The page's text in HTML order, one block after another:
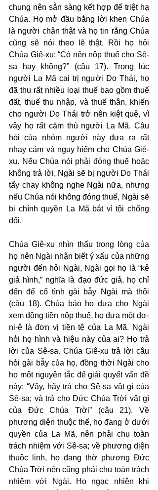
chung nên sẵn sàng kết hợp để triệt hạ
Chúa. Họ mở đầu bằng lời khen Chúa
là người chân thật và họ tin rằng Chúa
cũng sẽ nói theo lẽ thật. Rồi họ hỏi
Chúa Giê-xu: “Có nên nộp thuế cho Sê-
sa hay không?” (câu 17). Trong lúc
người La Mã cai trị người Do Thái, họ
đã thu rất nhiều loại thuế bao gồm thuế
đất, thuế thu nhập, và thuế thân, khiến
cho người Do Thái trở nên kiệt quệ, vì
vậy họ rất căm thù người La Mã. Câu
hỏi của nhóm người này đưa ra rất
nhạy cảm và nguy hiểm cho Chúa Giê-
xu. Nếu Chúa nói phải đóng thuế hoặc
không trả lời, Ngài sẽ bị người Do Thái
tẩy chay không nghe Ngài nữa, nhưng
nếu Chúa nói không đóng thuế, Ngài sẽ
bị chính quyền La Mã bắt vì tội chống
đối.
Chúa Giê-xu nhìn thấu trong lòng của
họ nên Ngài nhận biết ý xấu của những
người đến hỏi Ngài, Ngài gọi họ là “kẻ
giả hình,” nghĩa là đạo đức giả, họ chỉ
đến để cố tình gài bẫy Ngài mà thôi
(câu 18). Chúa bảo họ đưa cho Ngài
xem đồng tiền nộp thuế, họ đưa một đơ-
ni-ê là đơn vị tiền tệ của La Mã. Ngài
hỏi họ hình và hiệu này của ai? Họ trả
lời của Sê-sa. Chúa Giê-xu trả lời câu
hỏi gài bẫy của họ, đồng thời Ngài cho
họ một nguyên tắc để giải quyết vấn đề
này: “Vậy, hãy trả cho Sê-sa vật gì của
Sê-sa; và trả cho Đức Chúa Trời vật gì
của Đức Chúa Trời” (câu 21). Về
phương diện thuộc thể, họ đang ở dưới
quyền của La Mã, nên phải chu toàn
trách nhiệm với Sê-sa; về phương diện
thuộc linh, họ đang thờ phượng Đức
Chúa Trời nên cũng phải chu toàn trách
nhiệm với Ngài. Họ ngạc nhiên khi